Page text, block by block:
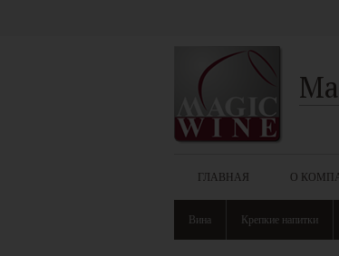
ГЛАВНАЯ О
Вина Крепкие напитки